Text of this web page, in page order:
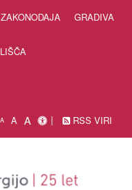
ZAKONODAJA GRADIVA
A A A RSS VIRI